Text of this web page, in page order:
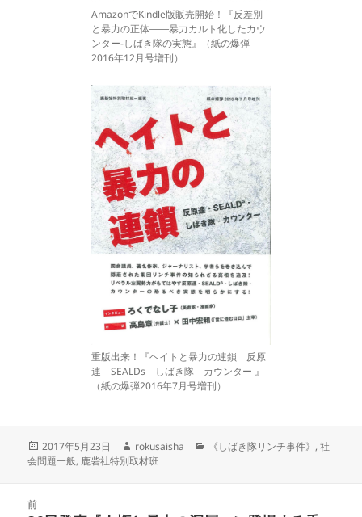
AmazonでKindle版販売開始！『反差別
と暴力の正体――暴力カルト化したカウ
ンター-しばき隊の実態』（紙の爆弾
2016年12月号増刊）
重版出来！『ヘイトと暴力の連鎖 反原
連―SEALDs―しばき隊―カウンター 』
（紙の爆弾2016年7月号増刊）
投
稿
2017年5月23日
作
成
rokusaisha
カ《しばき隊リンチ事件》 ,社
会問題一般, 鹿砦社特別取材班
前